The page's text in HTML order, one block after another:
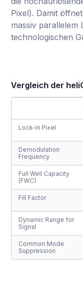
Pixel). Damit
massiv parallelem
technologischen
Lock-in Pixel
Demodulation
Frequency
Full Well Capacity
(FWC)
Fill Factor
Dynamic Range for
Signal
Common Mode
Suppression